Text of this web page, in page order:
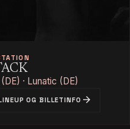
· Lunatic (DE)
OG BILLETINFO arrow_forward